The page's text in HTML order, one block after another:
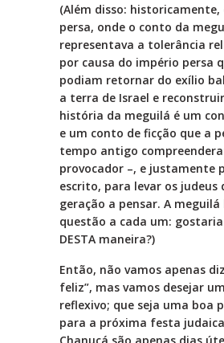
(Além disso: historicamente,
persa, onde o conto da
representava a tolerância
por causa do império persa
podiam retornar do exílio
a terra de Israel e
história da meguilá é um
e um conto de ficção que a
tempo antigo
provocador –, e justamente
escrito, para levar os judeus
geração a pensar. A
questão a cada um:
DESTA maneira?)
Então, não vamos apenas
feliz”, mas vamos desejar
reflexivo; que seja uma boa
para a próxima festa